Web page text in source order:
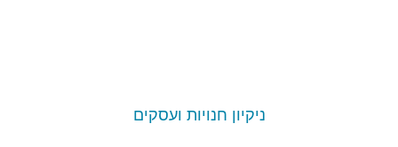
ניקיון חנויות ועסקים